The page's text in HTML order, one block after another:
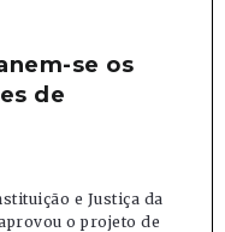
se os
de
e Justiça da
o projeto de